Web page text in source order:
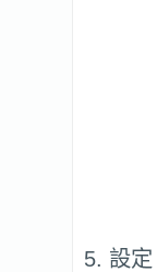
5. 設